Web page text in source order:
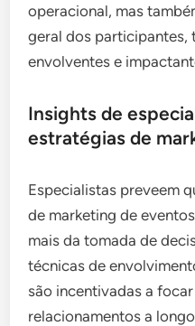
operacional, mas
geral dos participantes,
envolventes e
Insights de
estratégias de
Especialistas preveem
de marketing de
mais da tomada de
técnicas de
são incentivadas a
relacionamentos a